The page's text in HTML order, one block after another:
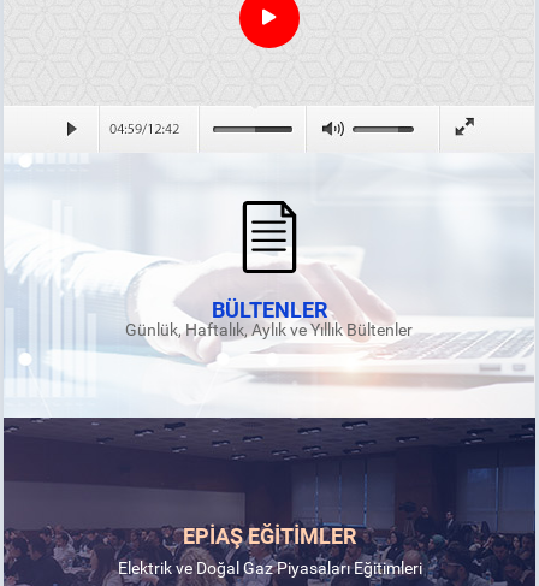
BÜLTENLER
Günlük, Haftalık, Aylık ve Yıllık Bültenler
EPİAŞ EĞİTİMLER
Elektrik ve Doğal Gaz Piyasaları Eğitimleri